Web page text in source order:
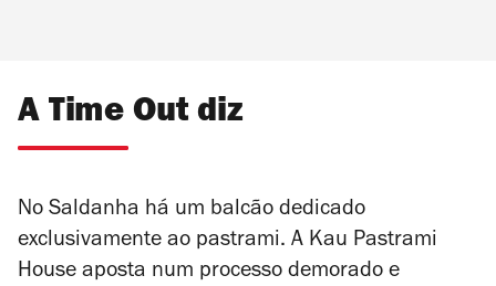
A Time Out diz
No Saldanha há um balcão dedicado
exclusivamente ao pastrami. A Kau Pastrami
House aposta num processo demorado e